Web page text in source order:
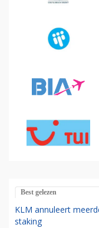
Best gelezen
KLM annuleert
staking